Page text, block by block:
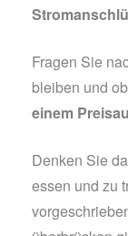
Fragen Sie
bleiben und
einem
Denken Sie
essen und zu